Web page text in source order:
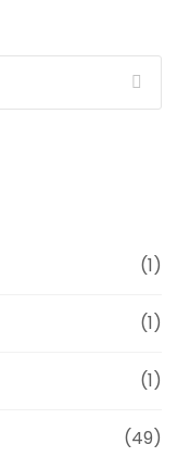
(1)
(1)
(1)
(49)